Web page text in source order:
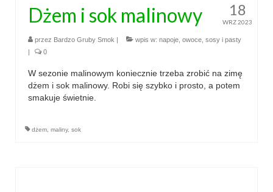
18
WRZ 2023
Dżem i sok malinowy
przez Bardzo Gruby Smok | wpis w: napoje owoce sosy i pasty
|
0
W sezonie malinowym koniecznie trzeba zrobić na zimę
dżem i sok malinowy. Robi się szybko i prosto, a potem
smakuje świetnie.
dżem maliny, sok